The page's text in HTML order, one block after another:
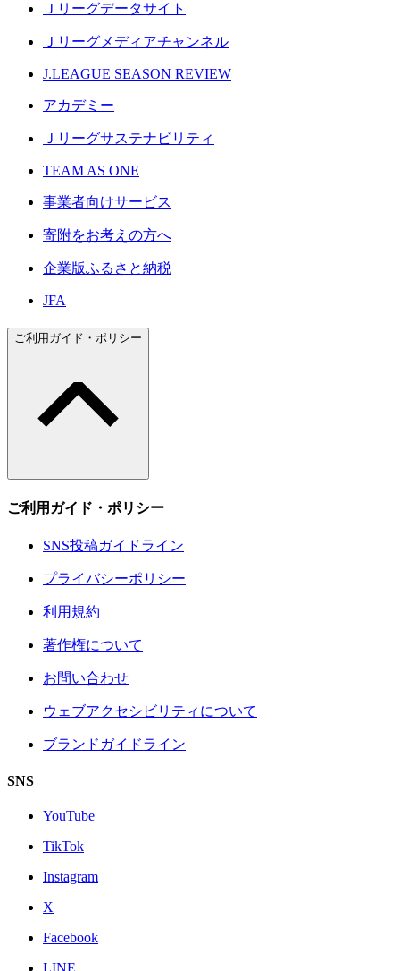
Ｊリーグデータサイト
Ｊリーグメディアチャンネル
J.LEAGUE SEASON REVIEW
アカデミー
Ｊリーグサステナビリティ
TEAM AS ONE
事業者向けサービス
寄附をお考えの方へ
企業版ふるさと納税
JFA
ご利用ガイド・ポリシー
ご利用ガイド・ポリシー
SNS投稿ガイドライン
プライバシーポリシー
利用規約
著作権について
お問い合わせ
ウェブアクセシビリティについて
ブランドガイドライン
SNS
YouTube
TikTok
Instagram
X
Facebook